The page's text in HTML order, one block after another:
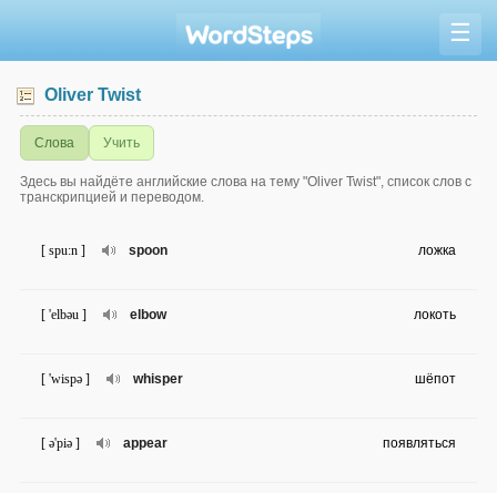
☰
Oliver Twist
Слова Учить
Здесь вы найдёте английские слова на тему "Oliver Twist", список слов с
транскрипцией и переводом.
spoon
[ spu:n ] ложка
elbow
[ 'elbəu ] локоть
whisper
[ 'wispə ] шёпот
appear
[ ə'piə ] появляться